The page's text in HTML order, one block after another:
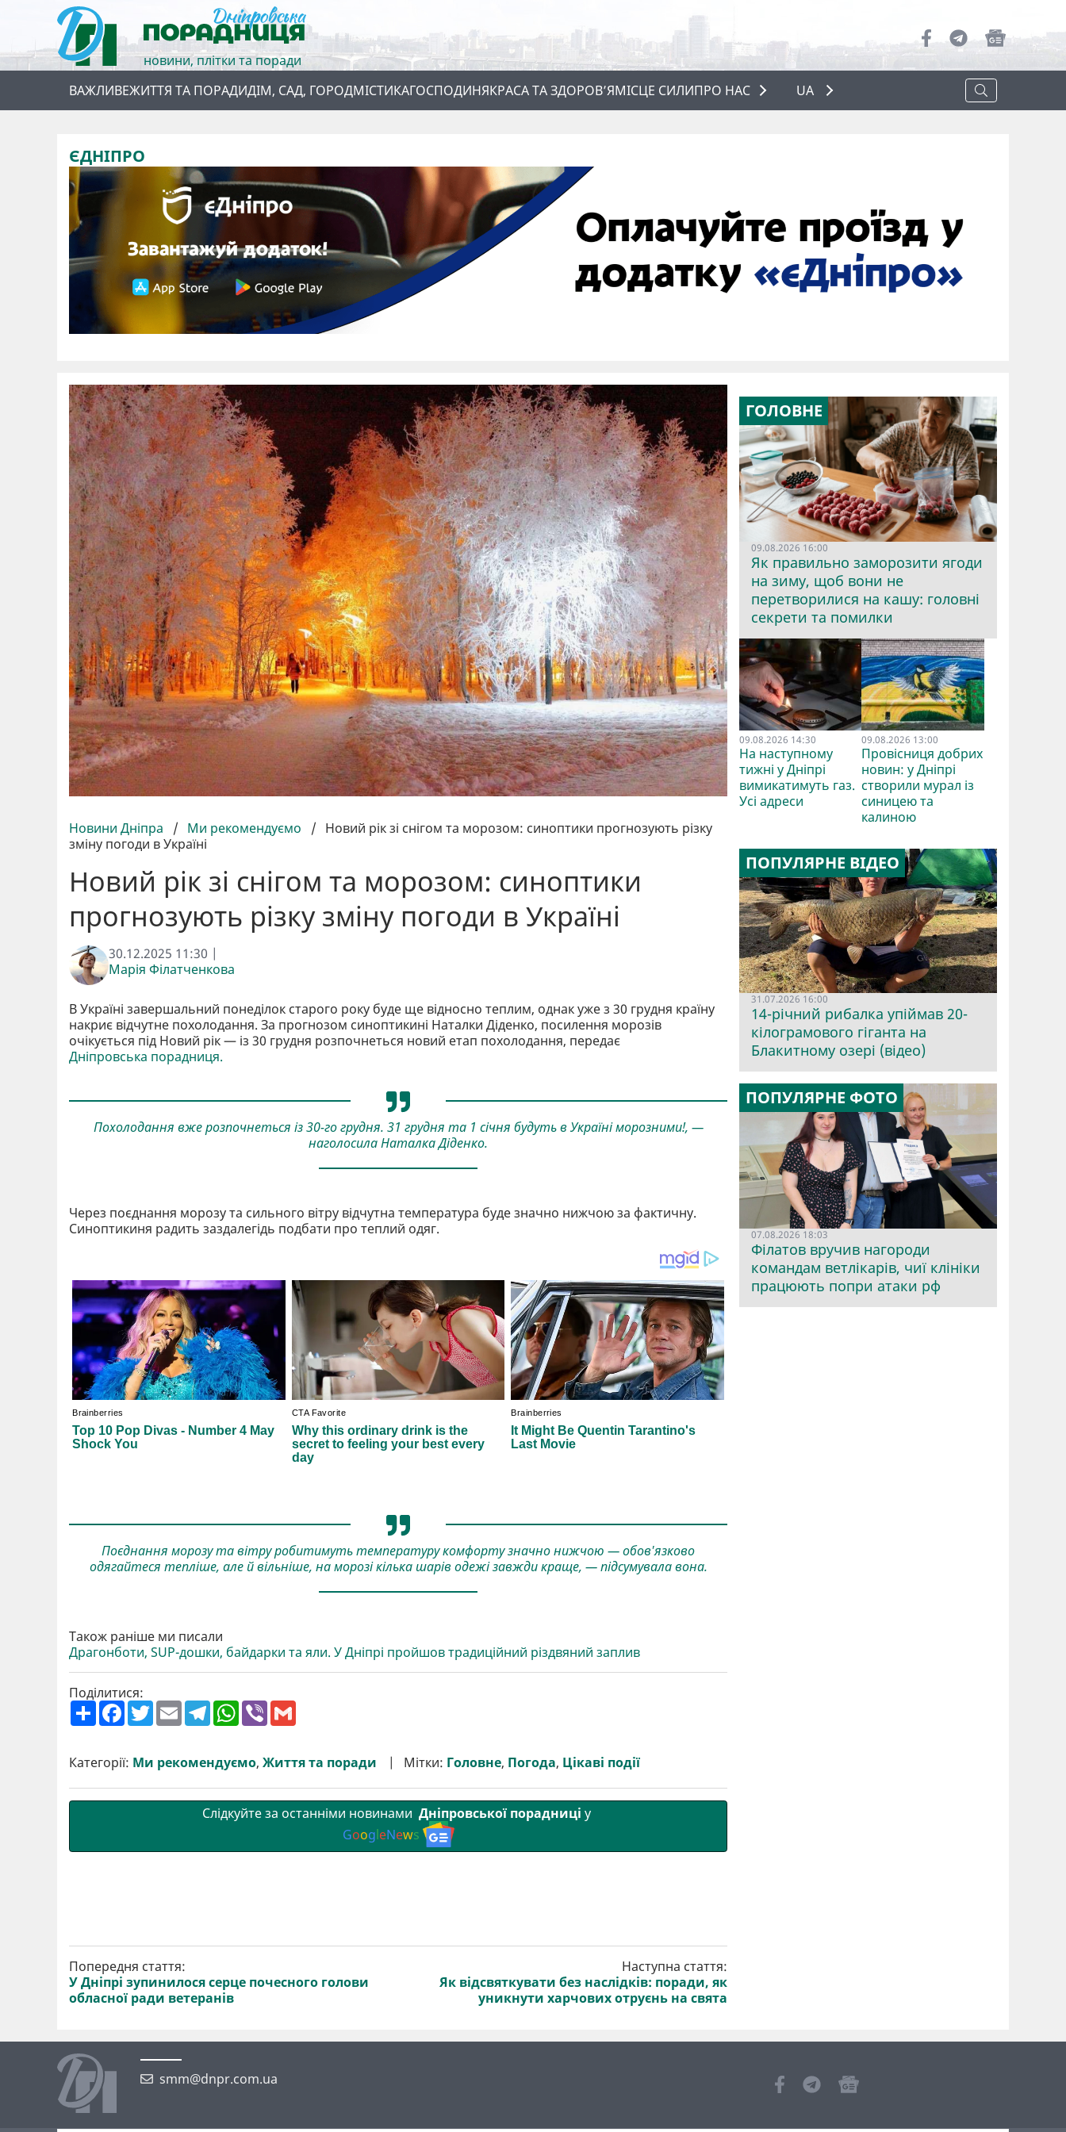
новини, плітки та поради
ВАЖЛИВЕЖИТТЯ ТА ПОРАДИДІМ, САД, ГОРОДМІСТИКАГОСПОДИНЯКРАСА ТА ЗДОРОВ’ЯМІСЦЕ СИЛИПРО НАС
UA
ЄДНІПРО
Новини Дніпра / Ми рекомендуємо / Новий рік зі снігом та морозом: синоптики прогнозують різку
зміну погоди в Україні
Новий рік зі снігом та морозом: синоптики
прогнозують різку зміну погоди в Україні
30.12.2025 11:30 |
Марія Філатченкова
В Україні завершальний понеділок старого року буде ще відносно теплим, однак уже з 30 грудня країну
накриє відчутне похолодання. За прогнозом синоптикині Наталки Діденко, посилення морозів
очікується під Новий рік — із 30 грудня розпочнеться новий етап похолодання, передає
Дніпровська порадниця.
Похолодання вже розпочнеться із 30-го грудня. 31 грудня та 1 січня будуть в Україні морозними!, —
наголосила Наталка Діденко.
Через поєднання морозу та сильного вітру відчутна температура буде значно нижчою за фактичну.
Синоптикиня радить заздалегідь подбати про теплий одяг.
Поєднання морозу та вітру робитимуть температуру комфорту значно нижчою — обов'язково
одягайтеся тепліше, але й вільніше, на морозі кілька шарів одежі завжди краще, — підсумувала вона.
Також раніше ми писали
Драгонботи, SUP-дошки, байдарки та яли. У Дніпрі пройшов традиційний різдвяний заплив
Поділитися:
П
о
р
и
F
a
b
o
T
w
e
E
m
l
T
e
g
r
W
h
s
A
V
r l
Категорії: Ми рекомендуємо, Життя та поради Мітки: Головне, Погода, Цікаві події
Слідкуйте за останніми новинами Дніпровської порадниці у
GoogleNews
Попередня стаття:
У Дніпрі зупинилося серце почесного голови
обласної ради ветеранів
Наступна стаття:
Як відсвяткувати без наслідків: поради, як
уникнути харчових отруєнь на свята
ГОЛОВНЕ
09.08.2026 16:00
Як правильно заморозити ягоди
на зиму, щоб вони не
перетворилися на кашу: головні
секрети та помилки
09.08.2026 14:30
На наступному
тижні у Дніпрі
вимикатимуть газ.
Усі адреси
09.08.2026 13:00
Провісниця добрих
новин: у Дніпрі
створили мурал із
синицею та
калиною
ПОПУЛЯРНЕ ВІДЕО
31.07.2026 16:00
14-річний рибалка упіймав 20-
кілограмового гіганта на
Блакитному озері (відео)
ПОПУЛЯРНЕ ФОТО
07.08.2026 18:03
Філатов вручив нагороди
командам ветлікарів, чиї клініки
працюють попри атаки рф
smm@dnpr.com.ua